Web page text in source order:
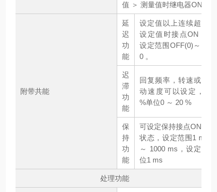
值 ＞ 测量值时继电器ON
附带共能
延
迟
功
能
设定值以上连续超过
设定值时接点ON ，
设定范围OFF(0)～10
0 。
迟
滞
功
能
回复频率，转速或移
动速度可以设定，1
%单位0 ～ 20 %
保
持
功
能
可设定保持接点ON的
状态，设定范围1 ms
～ 1000 ms，设定单
位1 ms
处理功能